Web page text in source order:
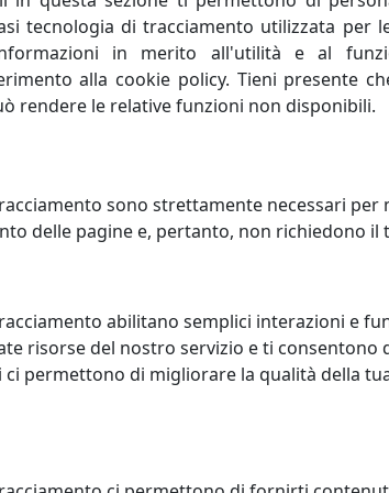
il livello di conoscenza attuale,
progresso umano; porta con sé valori
capacità di creare e inventare."Creatività è
profonda conoscenza delle regole da
sono curiosità, indipendenza, spirito
di un sistema economico
concorrenza. Lo spirito di rivalità è proprio
tecnologia di tracciamento utilizzata per
in merito all'utilità e al
alla cookie policy. Tieni presente
rendere le relative funzioni non disponibili.
sono strettamente necessari
delle pagine e, pertanto, non richiedono il
abilitano semplici interazioni e
risorse del nostro servizio e ti consentono
permettono di migliorare la qualità della